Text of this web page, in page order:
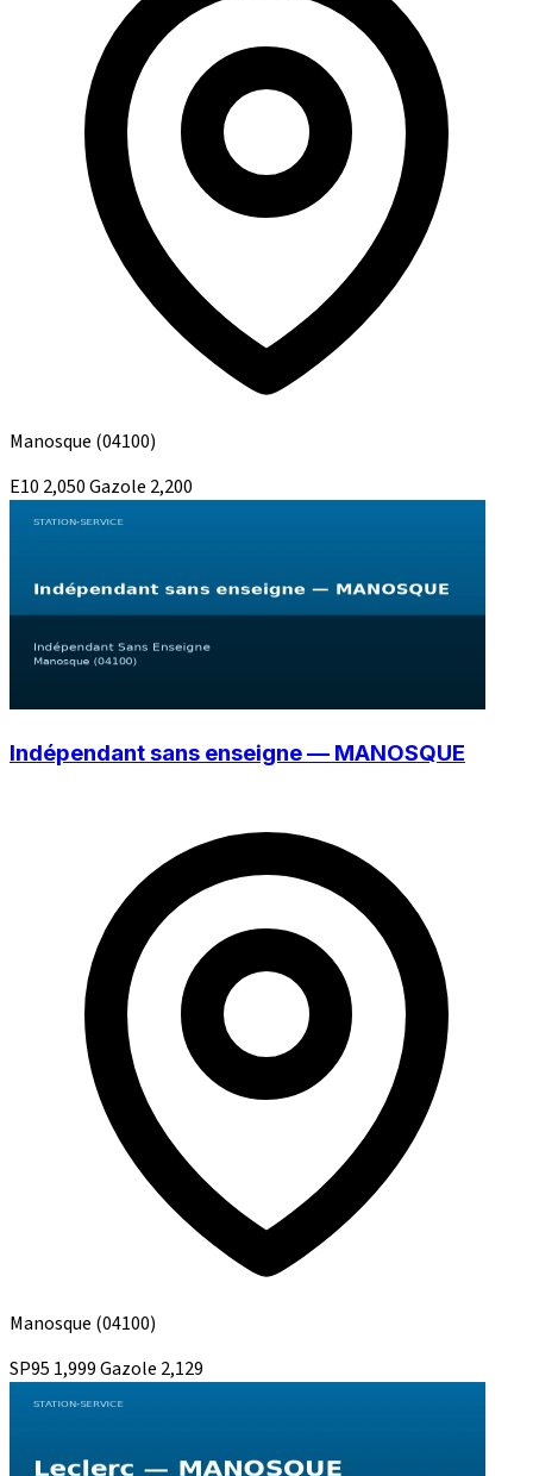
Manosque (04100)
E10 2,050Gazole 2,200
Indépendant sans enseigne — MANOSQUE
Manosque (04100)
SP95 1,999Gazole 2,129